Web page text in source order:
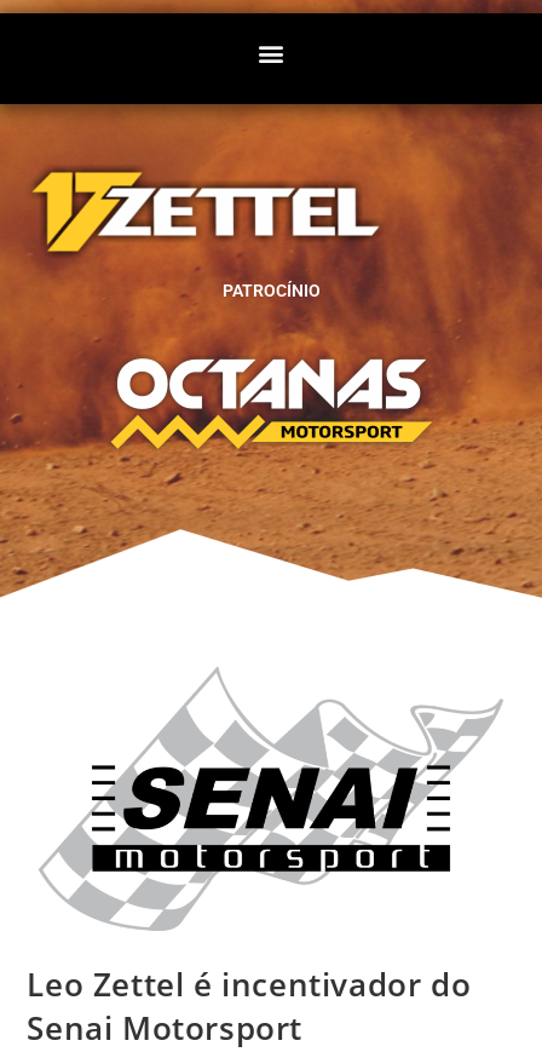
PATROCÍNIO
Leo Zettel é incentivador do
Senai Motorsport